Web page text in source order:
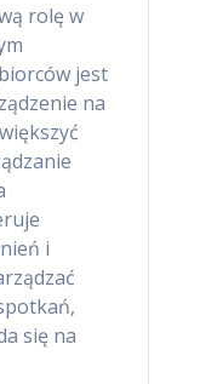
rolę w
jest
na
i
się na